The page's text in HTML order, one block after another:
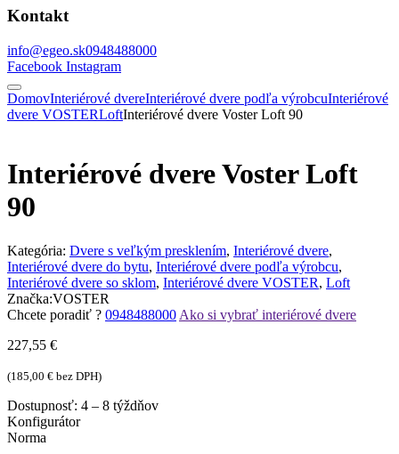
Kontakt
info@egeo.sk0948488000
Facebook Instagram
DomovInteriérové dvereInteriérové dvere podľa výrobcuInteriérové
dvere VOSTERLoftInteriérové dvere Voster Loft 90
Interiérové dvere Voster Loft
90
Kategória: Dvere s veľkým presklením, Interiérové dvere,
Interiérové dvere do bytu, Interiérové dvere podľa výrobcu,
Interiérové dvere so sklom, Interiérové dvere VOSTER, Loft
Značka:VOSTER
Chcete poradiť ? 0948488000 Ako si vybrať interiérové dvere
227,55 €
(185,00 € bez DPH)
Dostupnosť: 4 – 8 týždňov
Konfigurátor
Norma